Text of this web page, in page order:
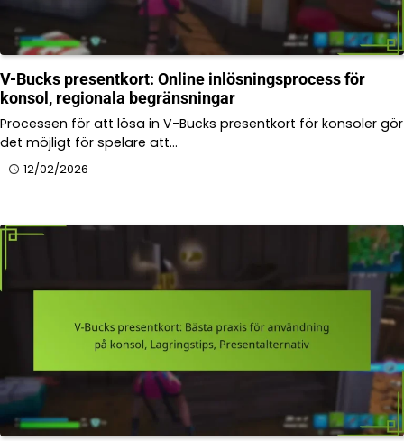
V-Bucks presentkort: Online inlösningsprocess för
konsol, regionala begränsningar
Processen för att lösa in V-Bucks presentkort för konsoler gör
det möjligt för spelare att…
12/02/2026